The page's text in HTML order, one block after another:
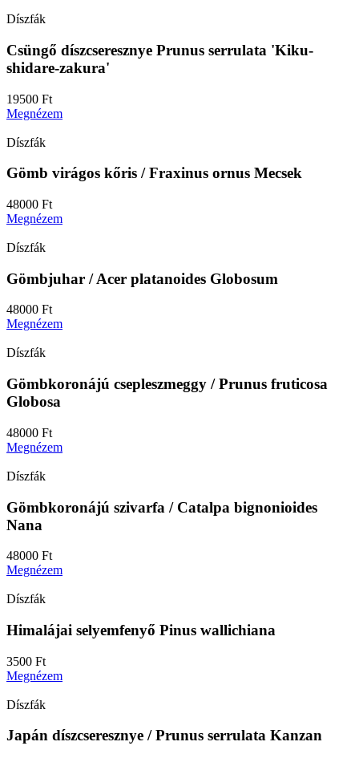
Díszfák
Csüngő díszcseresznye Prunus serrulata 'Kiku-
shidare-zakura'
19500 Ft
Megnézem
Díszfák
Gömb virágos kőris / Fraxinus ornus Mecsek
48000 Ft
Megnézem
Díszfák
Gömbjuhar / Acer platanoides Globosum
48000 Ft
Megnézem
Díszfák
Gömbkoronájú csepleszmeggy / Prunus fruticosa
Globosa
48000 Ft
Megnézem
Díszfák
Gömbkoronájú szivarfa / Catalpa bignonioides
Nana
48000 Ft
Megnézem
Díszfák
Himalájai selyemfenyő Pinus wallichiana
3500 Ft
Megnézem
Díszfák
Japán díszcseresznye / Prunus serrulata Kanzan